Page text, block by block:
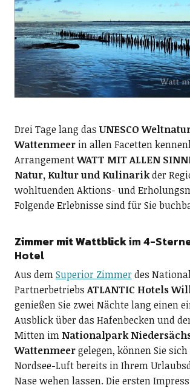
Drei Tage lang das UNESCO
Wattenmeer in allen Facetten
ArrangementWATT MIT ALLEN
Natur, Kultur und Kulinarikder
wohltuenden Aktions- und
Folgende Erlebnisse sind für Sie
Zimmer mit Wattblickim 4-
Hotel
Aus demSuperior Zimmer des
PartnerbetriebsATLANTIC Hotels
genießen Sie zwei Nächte lang einen
Ausblick über das Hafenbecken und
Mitten im Nationalpark
Wattenmeergelegen, können Sie
Nordsee-Luft bereits in Ihrem
Nase wehen lassen. Die ersten